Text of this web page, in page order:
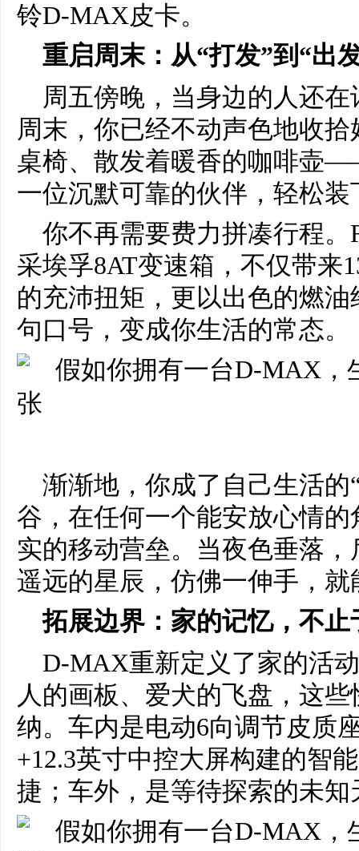
铃D-MAX皮卡。
重启周末：从“打发”到“出
周五傍晚，当身边的人还
周末，你已经不动声色地收
桌椅、散发着暖香的咖啡壶
一位沉默可靠的伙伴，轻松
你不再需要费力拼凑行程。
采埃孚8AT变速箱，不仅带来
的充沛扭矩，更以出色的燃
句口号，变成你生活的常态。
渐渐地，你成了自己生活
谷，在任何一个能安放心情
实的移动营垒。当夜色垂落
遥远的星辰，仿佛一伸手，就
拓展边界：家的记忆，不止
D-MAX重新定义了家的活
人的画板、爱犬的飞盘，这
纳。车内是电动6向调节皮质
+12.3英寸中控大屏构建的智
捷；车外，是等待探索的未知